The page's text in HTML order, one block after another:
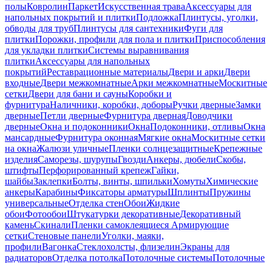
полыКовролинПаркетИскусственная траваАксессуары для
напольных покрытий и плиткиПодложкаПлинтусы, уголки,
обводы для трубПлинтусы для сантехникиФуги для
плиткиПорожки, профили для пола и плиткиПриспособления
для укладки плиткиСистемы выравнивания
плиткиАксессуары для напольных
покрытийРеставрационные материалыДвери и аркиДвери
входныеДвери межкомнатныеАрки межкомнатныеМоскитные
сеткиДвери для бани и сауныКоробки и
фурнитураНаличники, коробки, доборыРучки дверныеЗамки
дверныеПетли дверныеФурнитура двернаяДоводчики
дверныеОкна и подоконникиОкнаПодоконники, отливыОкна
мансардныеФурнитура оконнаяМягкие окнаМоскитные сетки
на окнаЖалюзи уличныеПленки солнцезащитныеКрепежные
изделияСаморезы, шурупыГвоздиАнкеры, дюбелиСкобы,
штифтыПерфорированный крепежГайки,
шайбыЗаклепкиБолты, винты, шпилькиХомутыХимические
анкерыКарабиныФиксаторы арматурыШплинтыПружины
универсальныеОтделка стенОбоиЖидкие
обоиФотообоиШтукатурки декоративныеДекоративный
каменьСкиналиПленки самоклеящиеся Армирующие
сеткиСтеновые панелиУголки, маяки,
профилиВагонкаСтеклохолсты, флизелинЭкраны для
радиаторовОтделка потолкаПотолочные системыПотолочные